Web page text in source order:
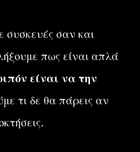
σαν και
πως είναι απλά
είναι να την
τι δε θα πάρεις αν